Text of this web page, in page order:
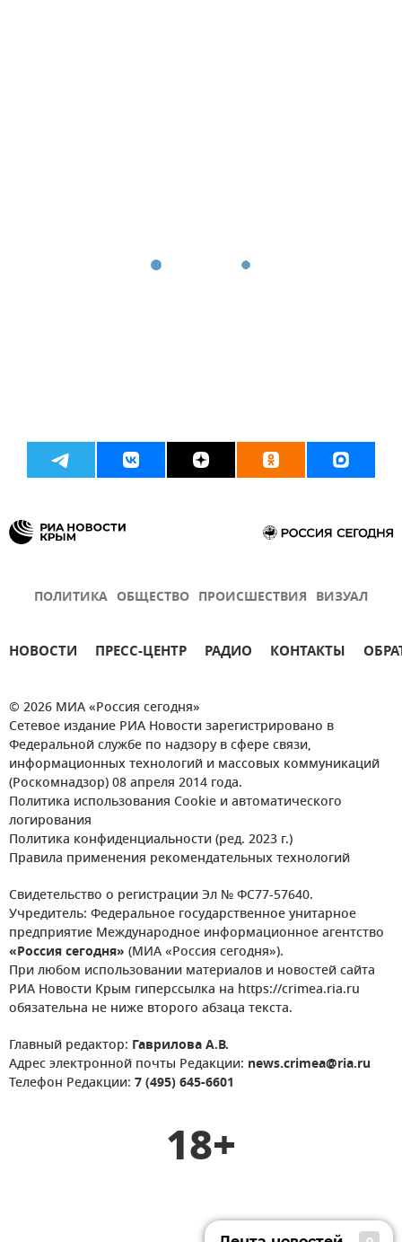
ПОЛИТИКА ОБЩЕСТВО ПРОИСШЕСТВИЯ ВИЗУАЛ
НОВОСТИ ПРЕСС-ЦЕНТР РАДИО КОНТАКТЫ
© 2026 МИА «Россия сегодня»
Сетевое издание РИА Новости зарегистрировано в
Федеральной службе по надзору в сфере связи,
информационных технологий и массовых коммуникаций
(Роскомнадзор) 08 апреля 2014 года.
Политика использования Cookie и автоматического
логирования
Политика конфиденциальности (ред. 2023 г.)
Правила применения рекомендательных технологий
Свидетельство о регистрации Эл № ФС77-57640.
Учредитель: Федеральное государственное унитарное
предприятие Международное информационное агентство
«Россия сегодня» (МИА «Россия сегодня»).
При любом использовании материалов и новостей сайта
РИА Новости Крым гиперссылка на https://crimea.ria.ru
обязательна не ниже второго абзаца текста.
Главный редактор: Гаврилова А.В.
Адрес электронной почты Редакции: news.crimea@ria.ru
Телефон Редакции: 7 (495) 645-6601
18+